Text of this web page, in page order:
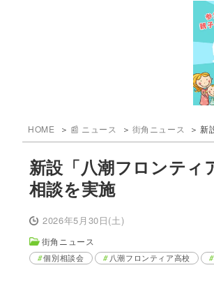
HOME 📰 ニュース 街角ニュース 新
新設「八潮フロンテ
相談を実施
2026年5月30日(土)
街角ニュース
個別相談会 八潮フロンティア高校